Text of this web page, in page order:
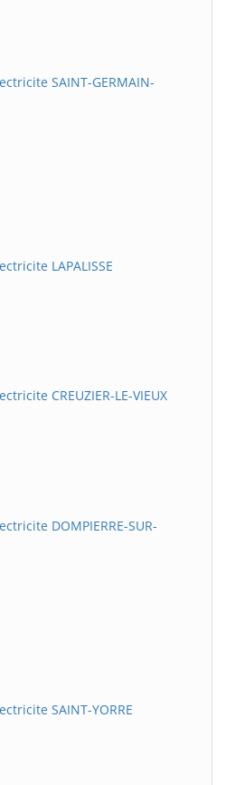
SAINT-GERMAIN-
LAPALISSE
CREUZIER-LE-VIEUX
DOMPIERRE-SUR-
SAINT-YORRE